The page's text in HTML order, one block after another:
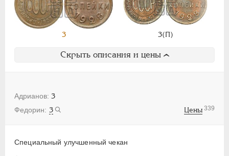
3 3(П)
Скрыть описания и цены
3
3
Цены 339
Специальный улучшенный чекан